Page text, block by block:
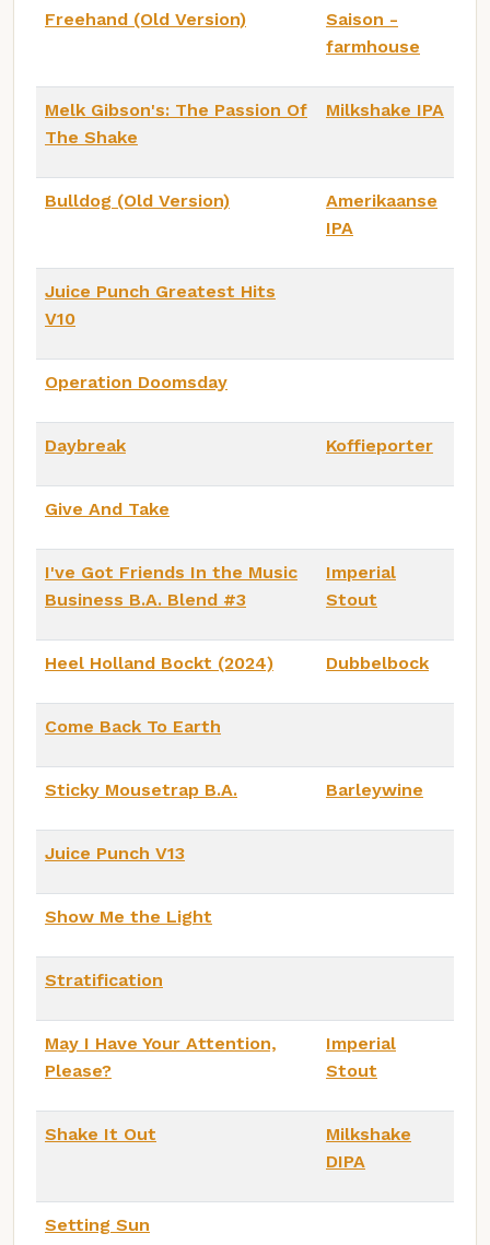
Freehand (Old Version)
Saison -
farmhouse
Melk Gibson's: The Passion Of
The Shake
Milkshake IPA
Bulldog (Old Version)
Amerikaanse
IPA
Juice Punch Greatest Hits
V10
Operation Doomsday
Daybreak Koffieporter
Give And Take
I've Got Friends In the Music
Business B.A. Blend #3
Imperial
Stout
Heel Holland Bockt (2024) Dubbelbock
Come Back To Earth
Sticky Mousetrap B.A. Barleywine
Juice Punch V13
Show Me the Light
Stratification
May I Have Your Attention,
Please?
Imperial
Stout
Shake It Out
Milkshake
DIPA
Setting Sun